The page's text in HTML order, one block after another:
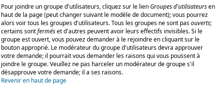
Pour joindre un groupe d'utilisateurs, cliquez sur le lienGroupes d'utilisateursen
haut de la page (peut changer suivant le modèle de document); vous pourrez
alors voir tous les groupes d'utilisateurs. Tous les groupes ne sont pasouverts;
certains sontferméset d'autres peuvent avoir leurs effectifs invisibles. Si le
groupe est ouvert, vous pouvez demander à le rejoindre en cliquant sur le
bouton approprié. Le modérateur du groupe d'utilisateurs devra approuver
votre demande; il pourrait vous demander les raisons qui vous poussent à
joindre le groupe. Veuillez ne pas harceler un modérateur de groupe s'il
désapprouve votre demande; il a ses raisons.
Revenir en haut de page